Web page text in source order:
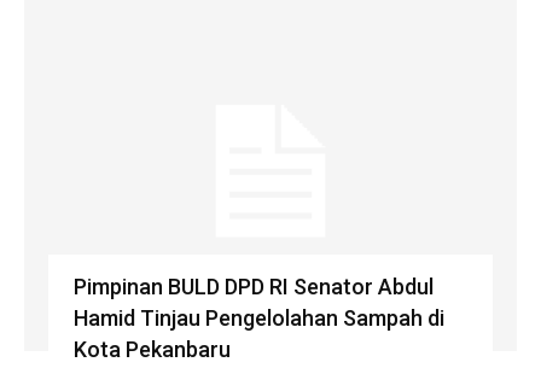
Pimpinan BULD DPD RI Senator Abdul
Hamid Tinjau Pengelolahan Sampah di
Kota Pekanbaru